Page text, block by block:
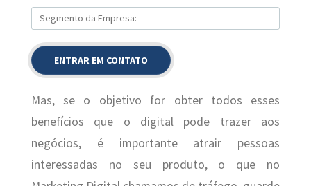
Mas, se o objetivo for obter todos esses
benefícios que o digital pode trazer aos
negócios, é importante atrair pessoas
interessadas no seu produto, o que no